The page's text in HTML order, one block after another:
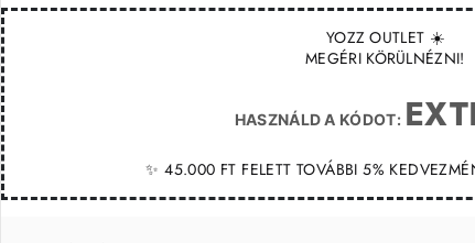
YOZZ OUTLET ☀️
MEGÉRI KÖRÜLNÉZNI!
HASZNÁLD A KÓDOT:
✨ 45.000 FT FELETT TOVÁBBI 5%